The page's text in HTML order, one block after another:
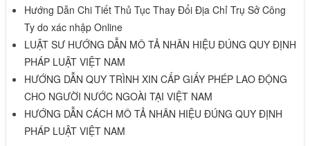
Hướng Dẫn Chi Tiết Thủ Tục Thay Đổi Địa Chỉ Trụ Sở Công
Ty do xác nhập Online
LUẬT SƯ HƯỚNG DẪN MÔ TẢ NHÃN HIỆU ĐÚNG QUY ĐỊNH
PHÁP LUẬT VIỆT NAM
HƯỚNG DẪN QUY TRÌNH XIN CẤP GIẤY PHÉP LAO ĐỘNG
CHO NGƯỜI NƯỚC NGOÀI TẠI VIỆT NAM
HƯỚNG DẪN CÁCH MÔ TẢ NHÃN HIỆU ĐÚNG QUY ĐỊNH
PHÁP LUẬT VIỆT NAM